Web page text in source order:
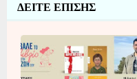
ΔΕΙΤΕ ΕΠΙΣΗΣ